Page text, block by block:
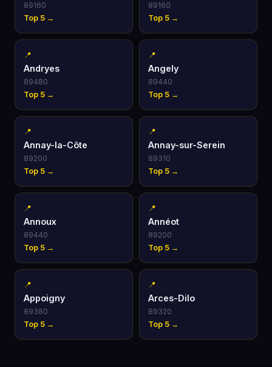
89160
Top 5 →
89160
Top 5 →
📍
Andryes
89480
Top 5 →
📍
Angely
89440
Top 5 →
📍
Annay-la-Côte
89200
Top 5 →
📍
Annay-sur-Serein
89310
Top 5 →
📍
Annoux
89440
Top 5 →
📍
Annéot
89200
Top 5 →
📍
Appoigny
89380
Top 5 →
📍
Arces-Dilo
89320
Top 5 →